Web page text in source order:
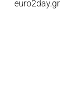
euro2day.gr